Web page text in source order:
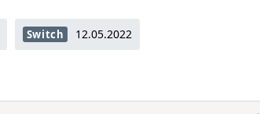
Switch 12.05.2022